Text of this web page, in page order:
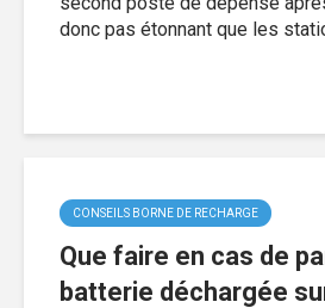
donc pas étonnant que les
CONSEILS BORNE DE RECHARGE
Que faire en cas de
batterie déchargée